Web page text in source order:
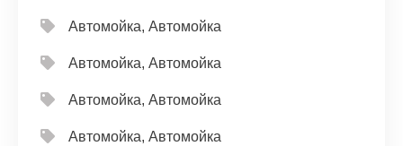
Автомойка, Автомойка
Автомойка, Автомойка
Автомойка, Автомойка
Автомойка, Автомойка